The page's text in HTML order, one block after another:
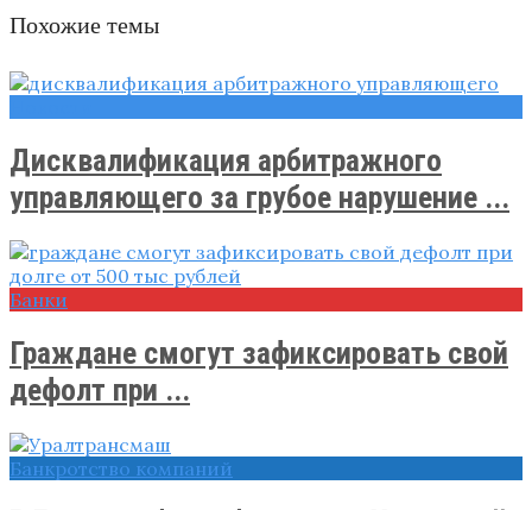
Похожие темы
Дисквалификация арбитражного
управляющего за грубое нарушение ...
Банки
Граждане смогут зафиксировать свой
дефолт при ...
Банкротство компаний